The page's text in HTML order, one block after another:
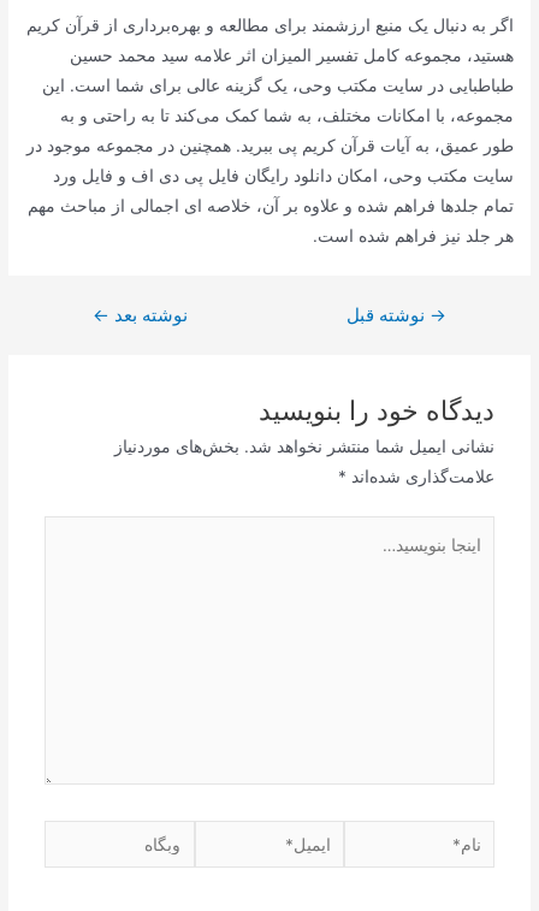
اگر به دنبال یک منبع ارزشمند برای مطالعه و بهره‌برداری از قرآن کریم
هستید، مجموعه کامل تفسیر المیزان اثر علامه سید محمد حسین
طباطبایی در سایت مکتب وحی، یک گزینه عالی برای شما است. این
مجموعه، با امکانات مختلف، به شما کمک می‌کند تا به راحتی و به
طور عمیق، به آیات قرآن کریم پی ببرید. همچنین در مجموعه موجود در
سایت مکتب وحی، امکان دانلود رایگان فایل پی دی اف و فایل ورد
تمام جلدها فراهم شده و علاوه بر آن، خلاصه ای اجمالی از مباحث مهم
هر جلد نیز فراهم شده است.
راهبری
→ نوشته قبل نوشته بعد ←
دیدگاه‌ خود را بنویسید
نشانی ایمیل شما منتشر نخواهد شد. بخش‌های موردنیاز
علامت‌گذاری شده‌اند *
بنویسید…
نام* ایمیل* وبگاه